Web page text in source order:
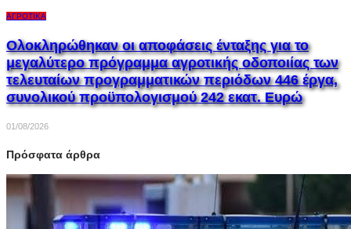
ΑΓΡΟΤΙΚΆ
Ολοκληρώθηκαν οι αποφάσεις ένταξης για το
μεγαλύτερο πρόγραμμα αγροτικής οδοποιίας των
τελευταίων προγραμματικών περιόδων 446 έργα,
συνολικού προϋπολογισμού 242 εκατ. Ευρώ
01/08/2026
Πρόσφατα άρθρα